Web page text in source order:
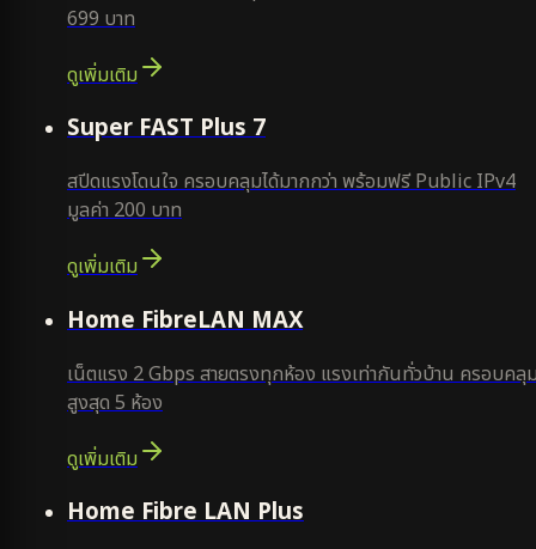
699 บาท
ดูเพิ่มเติม
Super FAST Plus 7
สปีดแรงโดนใจ ครอบคลุมได้มากกว่า พร้อมฟรี Public IPv4
มูลค่า 200 บาท
ดูเพิ่มเติม
Home FibreLAN MAX
เน็ตแรง 2 Gbps สายตรงทุกห้อง แรงเท่ากันทั่วบ้าน ครอบคลุ
สูงสุด 5 ห้อง
ดูเพิ่มเติม
Home Fibre LAN Plus